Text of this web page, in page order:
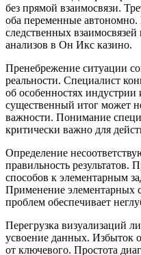
без прямой взаимосвязи.
оба переменные
следственных
анализов в Он Икс казино.
Пренебрежение ситуации
реальности. Специалист
об особенностях
существенный итог может
важности. Понимание
критически важно для
Определение
правильность
способов к элементарным
Применение элементарных
проблем обеспечивает
Перегрузка визуализаций
усвоение данных. Избыток
от ключевого. Простота